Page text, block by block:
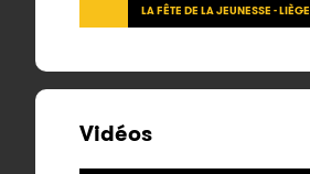
LA FÊTE DE LA JEUNESSE - LIÈGE
Vidéos